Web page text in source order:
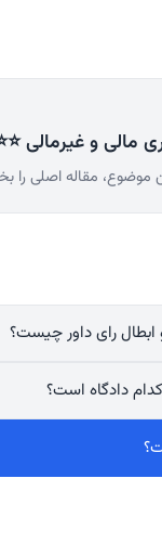
مالی و غیرمالی
موضوع، مقاله اصلی را
ابطال رای داور چیست؟
دادگاه است؟